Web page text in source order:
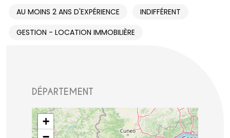
AU MOINS 2 ANS D'EXPÉRIENCE
INDIFFÉRENT
GESTION - LOCATION IMMOBILIÈRE
DÉPARTEMENT
+